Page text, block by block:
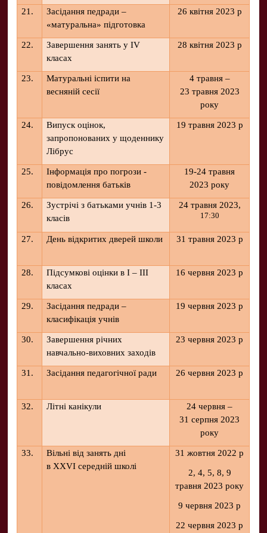
21.
Засідання педради –
«матуральна» підготовка
26 квітня 2023 р
22.
Завершення занять у IV
класах
28 квітня 2023 р
23.
Матуральні іспити на
весняній сесії
4 травня –
23 травня 2023
року
24.
Випуск оцінок,
запропонованих у щоденнику
Лібрус
19 травня 2023 р
25.
Інформація про погрози -
повідомлення батьків
19-24 травня
2023 року
26.
Зустрічі з батьками учнів 1-3
класів
24 травня 2023,
17:30
27. День відкритих дверей школи 31 травня 2023 р
28.
Підсумкові оцінки в І – ІІІ
класах
16 червня 2023 р
29.
Засідання педради –
класифікація учнів
19 червня 2023 р
30.
Завершення річних
навчально-виховних заходів
23 червня 2023 р
31. Засідання педагогічної ради 26 червня 2023 р
32. Літні канікули
24 червня –
31 серпня 2023
року
33.
Вільні від занять дні
в XXVI середній школі
31 жовтня 2022 р
2, 4, 5, 8, 9
травня 2023 року
9 червня 2023 р
22 червня 2023 р